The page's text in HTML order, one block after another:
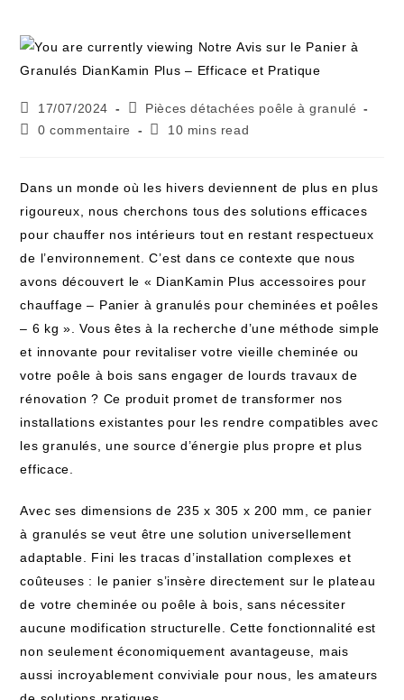
17/07/2024
Pièces détachées poêle à granulé
0 commentaire
10 mins read
Dans un monde où les hivers deviennent de plus en plus
rigoureux, nous cherchons tous des solutions efficaces
pour chauffer nos intérieurs tout en restant respectueux
de l’environnement. C’est dans ce contexte que nous
avons découvert le « DianKamin Plus accessoires pour
chauffage – Panier à granulés pour cheminées et poêles
– 6 kg ». Vous êtes à la recherche d’une méthode simple
et innovante pour revitaliser votre vieille cheminée ou
votre poêle à bois sans engager de lourds travaux de
rénovation ? Ce produit promet de transformer nos
installations existantes pour les rendre compatibles avec
les granulés, une source d’énergie plus propre et plus
efficace.
Avec ses dimensions de 235 x 305 x 200 mm, ce panier
à granulés se veut être une solution universellement
adaptable. Fini les tracas d’installation complexes et
coûteuses : le panier s’insère directement sur le plateau
de votre cheminée ou poêle à bois, sans nécessiter
aucune modification structurelle. Cette fonctionnalité est
non seulement économiquement avantageuse, mais
aussi incroyablement conviviale pour nous, les amateurs